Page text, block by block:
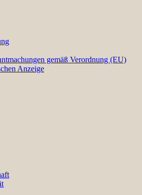
gemäß Verordnung (EU)
Anzeige